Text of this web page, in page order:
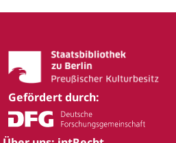
Gefördert durch: